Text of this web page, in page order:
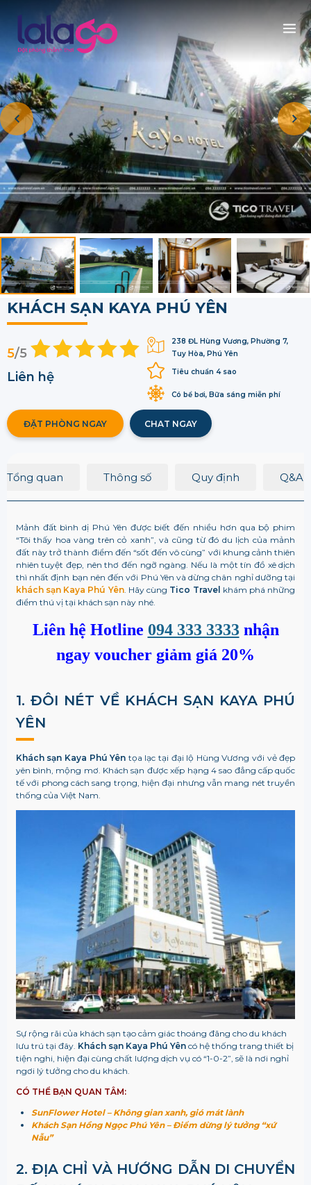
KHÁCH SẠN KAYA PHÚ YÊN
238 ĐL Hùng Vương, Phường 7,
Tuy Hòa, Phú Yên
Tiêu chuẩn 4 sao
Có bể bơi, Bữa sáng miễn phí
5/5
Liên hệ
ĐẶT PHÒNG NGAY CHAT NGAY
Tổng quan Thông số Quy định Q&A
Mảnh đất bình dị Phú Yên được biết đến nhiều hơn qua bộ phim
“Tôi thấy hoa vàng trên cỏ xanh”, và cũng từ đó du lịch của mảnh
đất này trở thành điểm đến “sốt đến vô cùng” với khung cảnh thiên
nhiên tuyệt đẹp, nên thơ đến ngỡ ngàng. Nếu là một tín đồ xê dịch
thì nhất định bạn nên đến với Phú Yên và dừng chân nghỉ dưỡng tại
khách sạn Kaya Phú Yên. Hãy cùng Tico Travel khám phá những
điểm thú vị tại khách sạn này nhé.
Liên hệ Hotline 094 333 3333 nhận
ngay voucher giảm giá 20%
1. ĐÔI NÉT VỀ KHÁCH SẠN KAYA PHÚ
YÊN
Khách sạn Kaya Phú Yên tọa lạc tại đại lộ Hùng Vương với vẻ đẹp
yên bình, mộng mơ. Khách sạn được xếp hạng 4 sao đẳng cấp quốc
tế với phong cách sang trọng, hiện đại nhưng vẫn mang nét truyền
thống của Việt Nam.
Sự rộng rãi của khách sạn tạo cảm giác thoáng đãng cho du khách
lưu trú tại đây. Khách sạn Kaya Phú Yêncó hệ thống trang thiết bị
tiện nghi, hiện đại cùng chất lượng dịch vụ có “1-0-2”, sẽ là nơi nghỉ
ngơi lý tưởng cho du khách.
CÓ THỂ BẠN QUAN TÂM:
SunFlower Hotel – Không gian xanh, gió mát lành
Khách Sạn Hồng Ngọc Phú Yên – Điểm dừng lý tưởng “xứ
Nẫu”
2. ĐỊA CHỈ VÀ HƯỚNG DẪN DI CHUYỂN